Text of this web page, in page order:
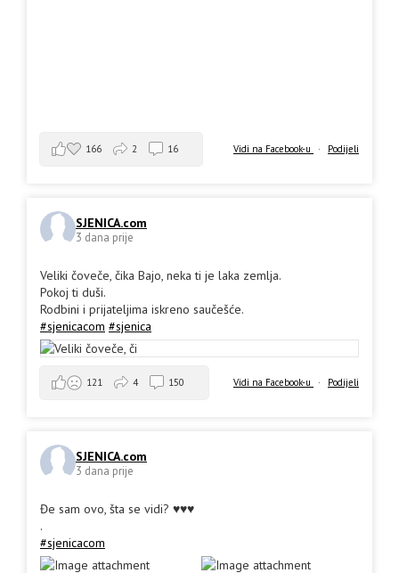
Vidi na Facebook-u · Podijeli
166 2 16
SJENICA.com
3 dana prije
Veliki čoveče, čika Bajo, neka ti je laka zemlja.
Pokoj ti duši.
Rodbini i prijateljima iskreno saučešće.
#sjenicacom #sjenica
Vidi na Facebook-u · Podijeli
121 4 150
SJENICA.com
3 dana prije
Đe sam ovo, šta se vidi? ♥️♥️♥️
.
#sjenicacom